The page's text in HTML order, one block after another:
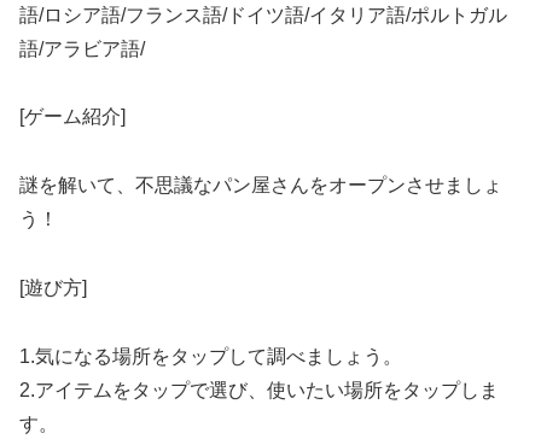
語/ロシア語/フランス語/ドイツ語/イタリア語/ポルトガル
語/アラビア語/
[ゲーム紹介]
謎を解いて、不思議なパン屋さんをオープンさせましょ
う！
[遊び方]
1.気になる場所をタップして調べましょう。
2.アイテムをタップで選び、使いたい場所をタップしま
す。